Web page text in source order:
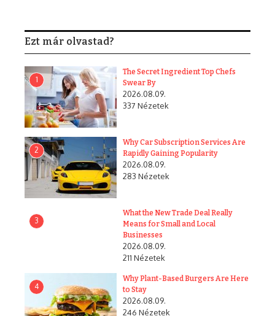
Ezt már olvastad?
1
The Secret Ingredient Top Chefs
Swear By
2026.08.09.
337 Nézetek
2
Why Car Subscription Services Are
Rapidly Gaining Popularity
2026.08.09.
283 Nézetek
3
What the New Trade Deal Really
Means for Small and Local
Businesses
2026.08.09.
211 Nézetek
4
Why Plant-Based Burgers Are Here
to Stay
2026.08.09.
246 Nézetek